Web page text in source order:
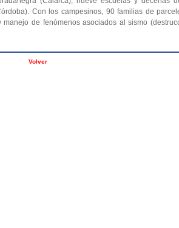
Con los campesinos, 90 familias de
de fenómenos asociados al sismo
Volver